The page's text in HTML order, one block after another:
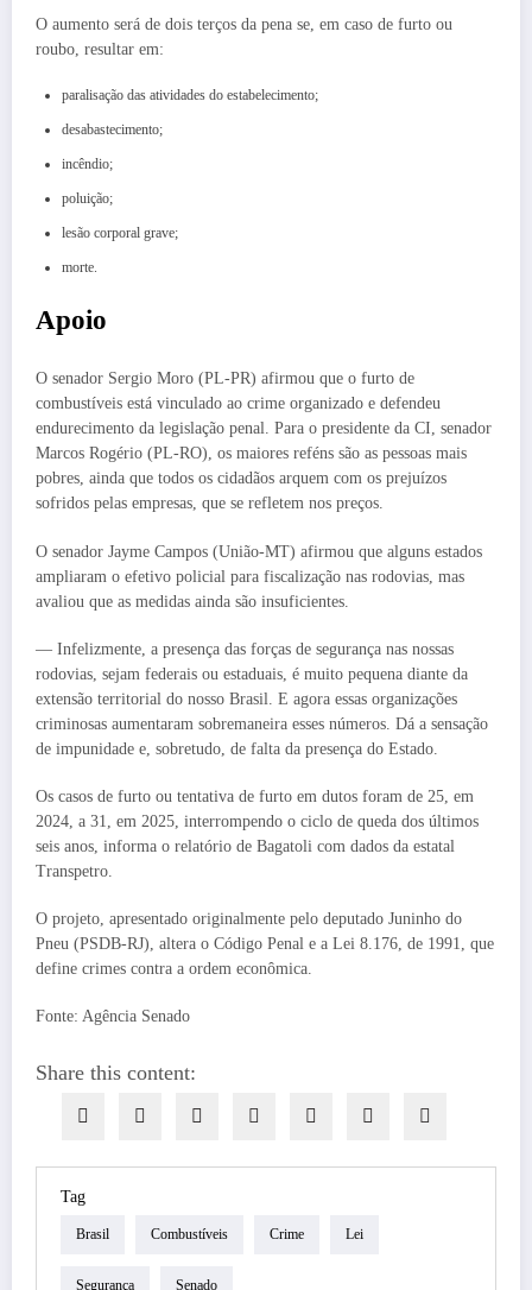
O aumento será de dois terços da pena se, em caso de furto ou
roubo, resultar em:
paralisação das atividades do estabelecimento;
desabastecimento;
incêndio;
poluição;
lesão corporal grave;
morte.
Apoio
O senador Sergio Moro (PL-PR) afirmou que o furto de
combustíveis está vinculado ao crime organizado e defendeu
endurecimento da legislação penal. Para o presidente da CI, senador
Marcos Rogério (PL-RO), os maiores reféns são as pessoas mais
pobres, ainda que todos os cidadãos arquem com os prejuízos
sofridos pelas empresas, que se refletem nos preços.
O senador Jayme Campos (União-MT) afirmou que alguns estados
ampliaram o efetivo policial para fiscalização nas rodovias, mas
avaliou que as medidas ainda são insuficientes.
— Infelizmente, a presença das forças de segurança nas nossas
rodovias, sejam federais ou estaduais, é muito pequena diante da
extensão territorial do nosso Brasil. E agora essas organizações
criminosas aumentaram sobremaneira esses números. Dá a sensação
de impunidade e, sobretudo, de falta da presença do Estado.
Os casos de furto ou tentativa de furto em dutos foram de 25, em
2024, a 31, em 2025, interrompendo o ciclo de queda dos últimos
seis anos, informa o relatório de Bagatoli com dados da estatal
Transpetro.
O projeto, apresentado originalmente pelo deputado Juninho do
Pneu (PSDB-RJ), altera o Código Penal e a Lei 8.176, de 1991, que
define crimes contra a ordem econômica.
Fonte: Agência Senado
Share this content:
Tag
Brasil Combustíveis Crime Lei
Segurança Senado